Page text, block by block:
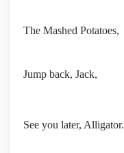
The Mashed Potatoes,
Jump back, Jack,
See you later, Alligator.